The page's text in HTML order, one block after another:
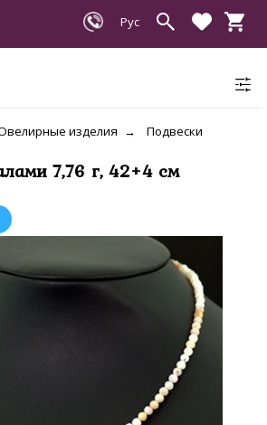
изделия Подвески
7,76 г, 42+4 см